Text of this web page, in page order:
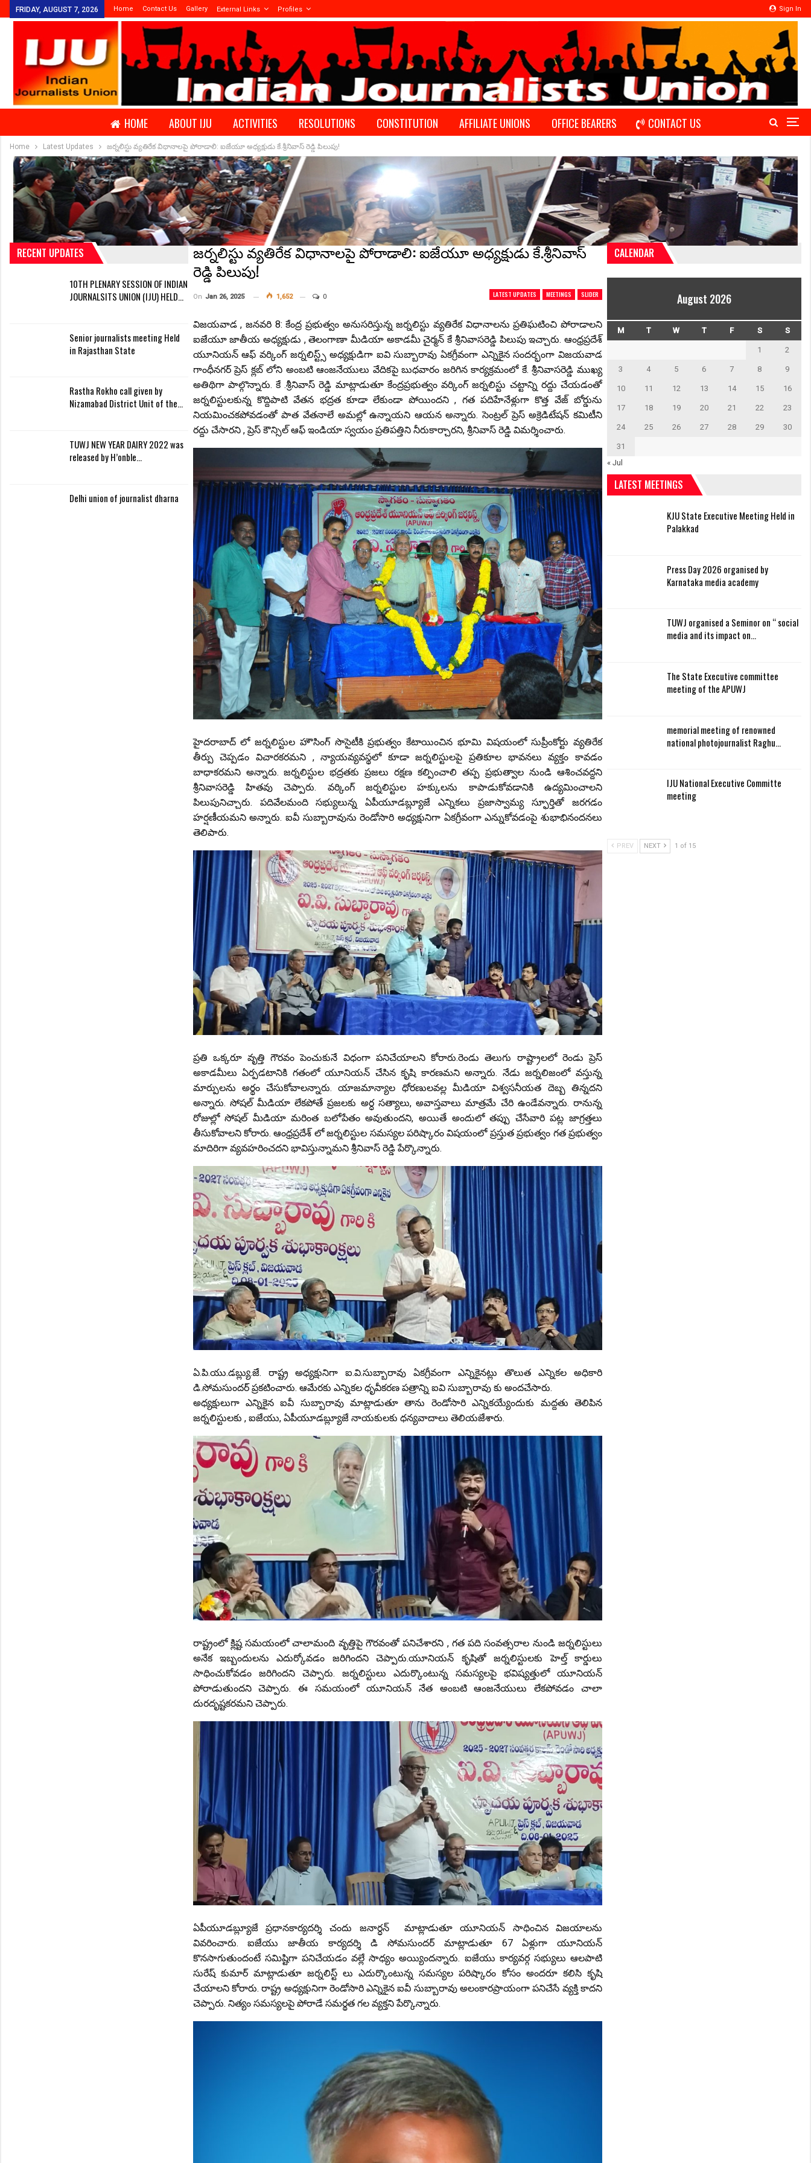
Sign In
FRIDAY, AUGUST 7, 2026 Home Contact Us Gallery External Links Profiles
HOME ABOUT IJU ACTIVITIES RESOLUTIONS CONSTITUTION AFFILIATE UNIONS OFFICE BEARERS CONTACT US
Home Latest Updates జర్నలిస్టు వ్యతిరేక విధానాలపై పోరాడాలి: ఐజేయూ అధ్యక్షుడు కే.శ్రీనివాస్ రెడ్డి పిలుపు!
జర్నలిస్టు వ్యతిరేక విధానాలపై పోరాడాలి: ఐజేయూ అధ్యక్షుడు కే.శ్రీనివాస్
రెడ్డి పిలుపు!
LATEST UPDATES MEETINGS SLIDER
On Jan 26, 2025 1,652 0
విజయవాడ , జనవరి 8: కేంద్ర ప్రభుత్వం అనుసరిస్తున్న జర్నలిస్టు వ్యతిరేక విధానాలను ప్రతిఘటించి పోరాడాలని
ఐజేయూ జాతీయ అధ్యక్షుడు , తెలంగాణా మీడియా అకాడమీ చైర్మన్ కే శ్రీనివాసరెడ్డి పిలుపు ఇచ్చారు. ఆంధ్రప్రదేశ్
యూనియన్ ఆఫ్ వర్కింగ్ జర్నలిస్ట్స్ అధ్యక్షుడిగా ఐవి సుబ్బారావు ఏకగ్రీవంగా ఎన్నికైన సందర్భంగా విజయవాడ
గాంధీనగర్ ప్రెస్ క్లబ్ లోని అంబటి ఆంజనేయులు వేదికపై బుధవారం జరిగిన కార్యక్రమంలో కే. శ్రీనివాసరెడ్డి ముఖ్య
అతిథిగా పాల్గొన్నారు. కే .శ్రీనివాస్ రెడ్డి మాట్లాడుతూ కేంద్రప్రభుత్వం వర్కింగ్ జర్నలిస్టు చట్టాన్ని రద్దు చేయడంతో
జర్నలిస్టులకున్న కొద్దిపాటి వేతన భద్రత కూడా లేకుండా పోయిందని , గత పదిహేనేళ్లుగా కొత్త వేజ్ బోర్డును
నియమించకపోవడంతో పాత వేతనాలే అమల్లో ఉన్నాయని ఆయన అన్నారు. సెంట్రల్ ప్రెస్ అక్రెడిటేషన్ కమిటీని
రద్దు చేసారని , ప్రెస్ కౌన్సిల్ ఆఫ్ ఇండియా స్వయం ప్రతిపత్తిని నీరుకార్చారని, శ్రీనివాస్ రెడ్డి విమర్శించారు.
హైదరాబాద్ లో జర్నలిస్టుల హౌసింగ్ సొసైటీకి ప్రభుత్వం కేటాయించిన భూమి విషయంలో సుప్రీంకోర్టు వ్యతిరేక
తీర్పు చెప్పడం విచారకరమని , న్యాయవ్యవస్థలో కూడా జర్నలిస్టులపై ప్రతికూల భావనలు వ్యక్తం కావడం
బాధాకరమని అన్నారు. జర్నలిస్టుల భద్రతకు ప్రజలు రక్షణ కల్పించాలి తప్ప ప్రభుత్వాల నుండి ఆశించవద్దని
శ్రీనివాసరెడ్డి హితవు చెప్పారు. వర్కింగ్ జర్నలిస్టుల హక్కులను కాపాడుకోవడానికి ఉద్యమించాలని
పిలుపునిచ్చారు. పదివేలమంది సభ్యులున్న ఏపీయూడబ్ల్యూజే ఎన్నికలు ప్రజాస్వామ్య స్ఫూర్తితో జరగడం
హర్షణీయమని అన్నారు. ఐవీ సుబ్బారావును రెండోసారి అధ్యక్షునిగా ఏకగ్రీవంగా ఎన్నుకోవడంపై శుభాభినందనలు
తెలిపారు.
ప్రతి ఒక్కరూ వృత్తి గౌరవం పెంచుకునే విధంగా పనిచేయాలని కోరారు.రెండు తెలుగు రాష్ట్రాలలో రెండు ప్రెస్
అకాడమీలు ఏర్పడటానికి గతంలో యూనియన్ చేసిన కృషి కారణమని అన్నారు. నేడు జర్నలిజంలో వస్తున్న
మార్పులను అర్థం చేసుకోవాలన్నారు. యాజమాన్యాల ధోరణులవల్ల మీడియా విశ్వసనీయత దెబ్బ తిన్నదని
అన్నారు. సోషల్ మీడియా లేకపోతే ప్రజలకు అర్ధ సత్యాలు, అవాస్తవాలు మాత్రమే చేరి ఉండేవన్నారు. రానున్న
రోజుల్లో సోషల్ మీడియా మరింత బలోపేతం అవుతుందని, అయితే అందులో తప్పు చేసేవారి పట్ల జాగ్రత్తలు
తీసుకోవాలని కోరారు. ఆంధ్రప్రదేశ్ లో జర్నలిస్టుల సమస్యల పరిష్కారం విషయంలో ప్రస్తుత ప్రభుత్వం గత ప్రభుత్వం
మాదిరిగా వ్యవహరించదని భావిస్తున్నామని శ్రీనివాస్ రెడ్డి పేర్కొన్నారు.
ఏ.పి.యు.డబ్ల్యు.జే. రాష్ట్ర అధ్యక్షునిగా ఐ.వి.సుబ్బారావు ఏకగ్రీవంగా ఎన్నికైనట్లు తొలుత ఎన్నికల అధికారి
డి.సోమసుందర్ ప్రకటించారు. ఆమేరకు ఎన్నికల ధృవీకరణ పత్రాన్ని ఐవి సుబ్బారావు కు అందచేసారు.
అధ్యక్షులుగా ఎన్నికైన ఐవీ సుబ్బారావు మాట్లాడుతూ తాను రెండోసారి ఎన్నికయ్యేందుకు మద్దతు తెలిపిన
జర్నలిస్టులకు , ఐజేయు, ఏపీయూడబ్ల్యూజే నాయకులకు ధన్యవాదాలు తెలియజేశారు.
రాష్ట్రంలో క్లిష్ట సమయంలో చాలామంది వృత్తిపై గౌరవంతో పనిచేశారని , గత పది సంవత్సరాల నుండి జర్నలిస్టులు
అనేక ఇబ్బందులను ఎదుర్కోవడం జరిగిందని చెప్పారు.యూనియన్ కృషితో జర్నలిస్టులకు హెల్త్ కార్డులు
సాధించుకోవడం జరిగిందని చెప్పారు. జర్నలిస్టులు ఎదుర్కొంటున్న సమస్యలపై భవిష్యత్తులో యూనియన్
పోరాడుతుందని చెప్పారు. ఈ సమయంలో యూనియన్ నేత అంబటి ఆంజనేయులు లేకపోవడం చాలా
దురదృష్టకరమని చెప్పారు.
ఏపీయూడబ్ల్యూజే ప్రధానకార్యదర్శి చందు జనార్ధన్ ‌ మాట్లాడుతూ యూనియన్ సాధించిన విజయాలను
వివరించారు. ఐజేయు జాతీయ కార్యదర్శి డి సోమసుందర్ మాట్లాడుతూ 67 ఏళ్లుగా యూనియన్
కొనసాగుతుందంటే సమిష్టిగా పనిచేయడం వల్లే సాధ్యం అయ్యిందన్నారు. ఐజేయు కార్యవర్గ సభ్యులు ఆలపాటి
సురేష్ కుమార్ మాట్లాడుతూ జర్నలిస్ట్ లు ఎదుర్కొంటున్న సమస్యల పరిష్కారం కోసం అందరూ కలిసి కృషి
చేయాలని కోరారు. రాష్ట్ర అధ్యక్షునిగా రెండోసారి ఎన్నికైన ఐవీ సుబ్బారావు అలంకారప్రాయంగా పనిచేసే వ్యక్తి కాదని
చెప్పారు. నిత్యం సమస్యలపై పోరాడే సమర్థత గల వ్యక్తని పేర్కొన్నారు.
CALENDAR
August 2026
M T W T F S S
1 2
3 4 5 6 7 8 9
10 11 12 13 14 15 16
17 18 19 20 21 22 23
24 25 26 27 28 29 30
31
« Jul
LATEST MEETINGS
KJU State Executive Meeting Held in
Palakkad
Press Day 2026 organised by
Karnataka media academy
TUWJ organised a Seminor on “ social
media and its impact on…
The State Executive committee
meeting of the APUWJ
memorial meeting of renowned
national photojournalist Raghu…
IJU National Executive Committe
meeting
PREV NEXT 1 of 15
RECENT UPDATES
10TH PLENARY SESSION OF INDIAN
JOURNALSITS UNION (IJU) HELD…
Senior journalists meeting Held
in Rajasthan State
Rastha Rokho call given by
Nizamabad District Unit of the…
TUWJ NEW YEAR DAIRY 2022 was
released by H’onble…
Delhi union of journalist dharna